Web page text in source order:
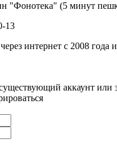
"Фонотека" (5 минут
13
интернет c 2008 года
аккаунт или